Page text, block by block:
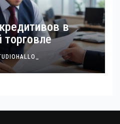
в